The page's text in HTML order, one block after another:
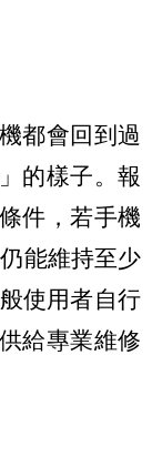
都會回到過
的樣子。報
件，若手機
能維持至少
使用者自行
給專業維修